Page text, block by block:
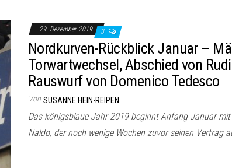
29. Dezember 2019 3
Nordkurven-Rückblick Januar –
Torwartwechsel, Abschied von
Rauswurf von Domenico Tedesco
Von SUSANNE HEIN-REIPEN
Das königsblaue Jahr 2019 beginnt Anfang Januar mit
Naldo, der noch wenige Wochen zuvor seinen Vertrag